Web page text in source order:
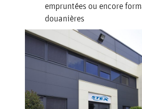
ENERGIE
INDUSTRIE
empruntées ou encore
douanières